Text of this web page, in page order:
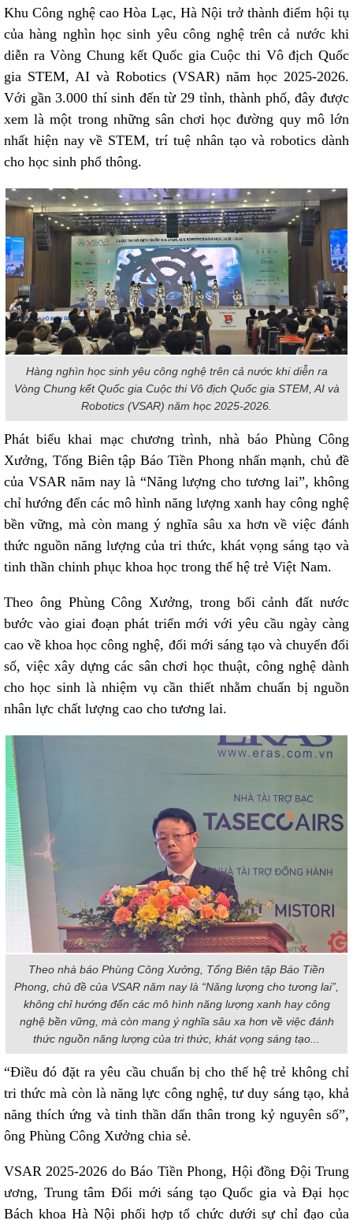
Khu Công nghệ cao Hòa Lạc, Hà Nội trở thành điểm hội tụ
của hàng nghìn học sinh yêu công nghệ trên cả nước khi
diễn ra Vòng Chung kết Quốc gia Cuộc thi Vô địch Quốc
gia STEM, AI và Robotics (VSAR) năm học 2025-2026.
Với gần 3.000 thí sinh đến từ 29 tỉnh, thành phố, đây được
xem là một trong những sân chơi học đường quy mô lớn
nhất hiện nay về STEM, trí tuệ nhân tạo và robotics dành
cho học sinh phổ thông.
Hàng nghìn học sinh yêu công nghệ trên cả nước khi diễn ra
Vòng Chung kết Quốc gia Cuộc thi Vô địch Quốc gia STEM, AI và
Robotics (VSAR) năm học 2025-2026.
Phát biểu khai mạc chương trình, nhà báo Phùng Công
Xưởng, Tổng Biên tập Báo Tiền Phong nhấn mạnh, chủ đề
của VSAR năm nay là “Năng lượng cho tương lai”, không
chỉ hướng đến các mô hình năng lượng xanh hay công nghệ
bền vững, mà còn mang ý nghĩa sâu xa hơn về việc đánh
thức nguồn năng lượng của tri thức, khát vọng sáng tạo và
tinh thần chinh phục khoa học trong thế hệ trẻ Việt Nam.
Theo ông Phùng Công Xưởng, trong bối cảnh đất nước
bước vào giai đoạn phát triển mới với yêu cầu ngày càng
cao về khoa học công nghệ, đổi mới sáng tạo và chuyển đổi
số, việc xây dựng các sân chơi học thuật, công nghệ dành
cho học sinh là nhiệm vụ cần thiết nhằm chuẩn bị nguồn
nhân lực chất lượng cao cho tương lai.
Theo nhà báo Phùng Công Xưởng, Tổng Biên tập Báo Tiền
Phong, chủ đề của VSAR năm nay là “Năng lượng cho tương lai”,
không chỉ hướng đến các mô hình năng lượng xanh hay công
nghệ bền vững, mà còn mang ý nghĩa sâu xa hơn về việc đánh
thức nguồn năng lượng của tri thức, khát vọng sáng tạo...
“Điều đó đặt ra yêu cầu chuẩn bị cho thế hệ trẻ không chỉ
tri thức mà còn là năng lực công nghệ, tư duy sáng tạo, khả
năng thích ứng và tinh thần dấn thân trong kỷ nguyên số”,
ông Phùng Công Xưởng chia sẻ.
VSAR 2025-2026 do Báo Tiền Phong, Hội đồng Đội Trung
ương, Trung tâm Đổi mới sáng tạo Quốc gia và Đại học
Bách khoa Hà Nội phối hợp tổ chức dưới sự chỉ đạo của